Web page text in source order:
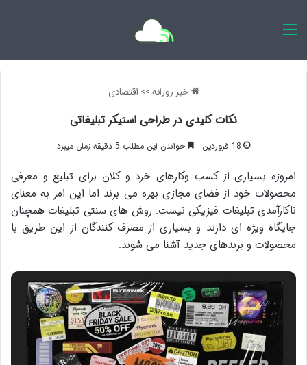
خبر روزانه>> اقتصادی
نکات کلیدی در طراحی استیکر تبلیغاتی
18 فروردین خواندن این مطلب 5 دقیقه زمان میبرد
امروزه بسیاری از کسب وکارهای خرد و کلان برای تبلیغ و معرفی
محصولات خود از فضای مجازی بهره می برند اما این امر به معنای
ناکارآمدی تبلیغات فیزیکی نیست. روش های سنتی تبلیغات همچنان
جایگاه ویژه ای دارند و بسیاری از مصرف کنندگان از این طریق با
محصولات و برندهای جدید آشنا می شوند.